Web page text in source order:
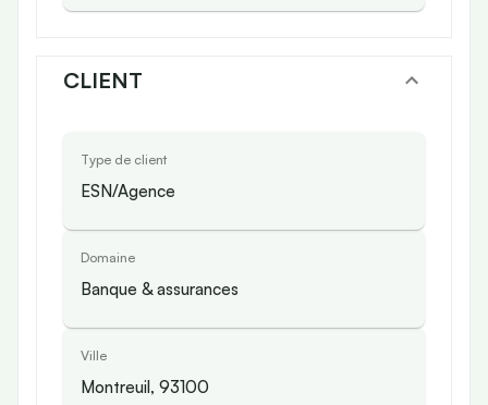
CLIENT
Type de client
ESN/Agence
Domaine
Banque & assurances
Ville
Montreuil, 93100